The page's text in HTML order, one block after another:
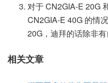
对于 CN2GIA-E 20G
CN2GIA-E 40G 的情
20G，迪拜的话除非有
相关文章